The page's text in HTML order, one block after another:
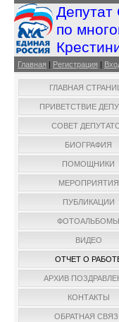
Депутат
по
Главная | Регистрация |
ГЛАВНАЯ
ПРИВЕТСТВИЕ
СОВЕТ
БИОГРАФИЯ
ПОМОЩНИКИ
МЕРОПРИЯТИЯ
ПУБЛИКАЦИИ
ФОТОАЛЬБОМЫ
ВИДЕО
ОТЧЕТ О
АРХИВ
КОНТАКТЫ
ОБРАТНАЯ